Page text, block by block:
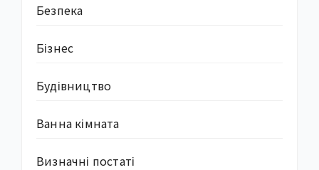
Безпека
Бізнес
Будівництво
Ванна кімната
Визначні постаті